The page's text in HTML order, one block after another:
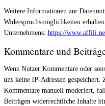
Weitere Informationen zur
Widerspruchsmöglichkeiten
Unternehmens: https://
Kommentare und
Wenn Nutzer Kommentare oder
uns keine IP-Adressen
Kommentare manuell moderiert,
Beiträgen widerrechtliche Inhalte